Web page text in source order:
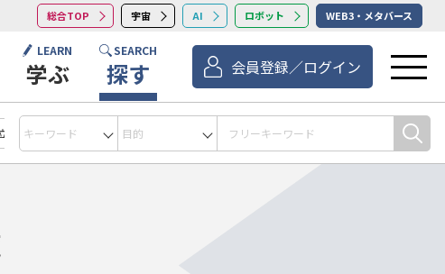
総合TOP 宇宙 AI ロボット WEB3・メタバース
LEARN
学ぶ
SEARCH
探す 会員登録／ログイン
組織）